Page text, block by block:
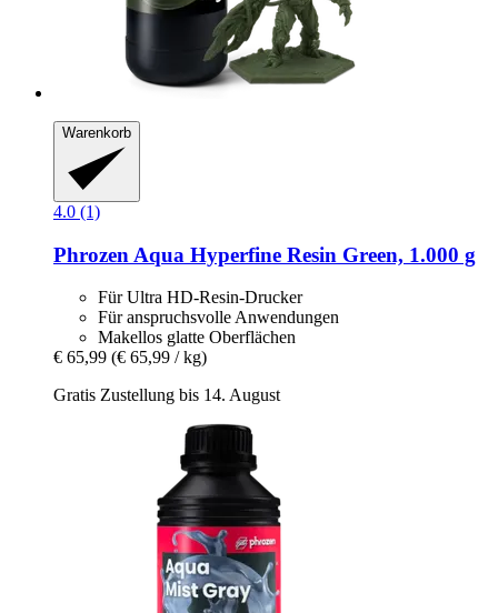
Warenkorb
4.0 (1)
Phrozen Aqua Hyperfine Resin Green, 1.000 g
Für Ultra HD-Resin-Drucker
Für anspruchsvolle Anwendungen
Makellos glatte Oberflächen
€ 65,99 (€ 65,99 / kg)
Gratis Zustellung bis 14. August